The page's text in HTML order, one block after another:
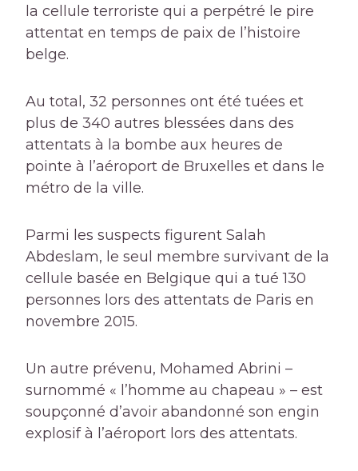
la cellule terroriste qui a perpétré le pire
attentat en temps de paix de l’histoire
belge.
Au total, 32 personnes ont été tuées et
plus de 340 autres blessées dans des
attentats à la bombe aux heures de
pointe à l’aéroport de Bruxelles et dans le
métro de la ville.
Parmi les suspects figurent Salah
Abdeslam, le seul membre survivant de la
cellule basée en Belgique qui a tué 130
personnes lors des attentats de Paris en
novembre 2015.
Un autre prévenu, Mohamed Abrini –
surnommé « l’homme au chapeau » – est
soupçonné d’avoir abandonné son engin
explosif à l’aéroport lors des attentats.